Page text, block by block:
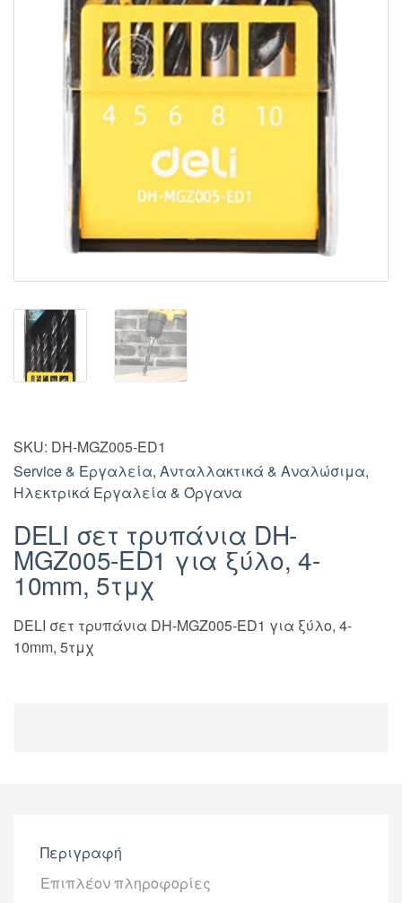
SKU: DH-MGZ005-ED1
Service & Εργαλεία, Ανταλλακτικά & Αναλώσιμα,
Ηλεκτρικά Εργαλεία & Όργανα
DELI σετ τρυπάνια DH-
MGZ005-ED1 για ξύλο, 4-
10mm, 5τμχ
DELI σετ τρυπάνια DH-MGZ005-ED1 για ξύλο, 4-
10mm, 5τμχ
Περιγραφή
Επιπλέον πληροφορίες